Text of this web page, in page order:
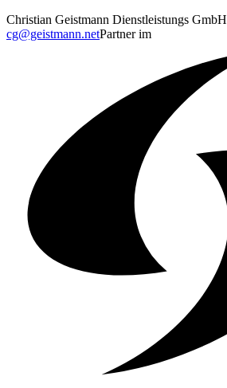
Christian Geistmann Dienstleistungs GmbH
cg@geistmann.netPartner im